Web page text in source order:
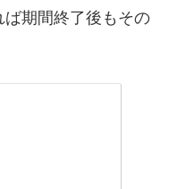
期間終了後もその